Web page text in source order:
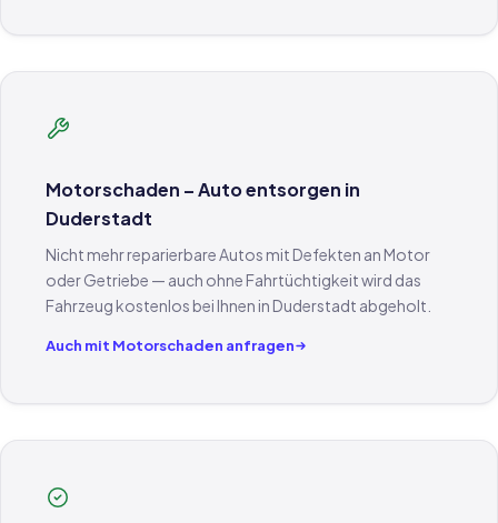
Motorschaden – Auto entsorgen in
Duderstadt
Nicht mehr reparierbare Autos mit Defekten an Motor
oder Getriebe — auch ohne Fahrtüchtigkeit wird das
Fahrzeug kostenlos bei Ihnen in Duderstadt abgeholt.
Auch mit Motorschaden anfragen